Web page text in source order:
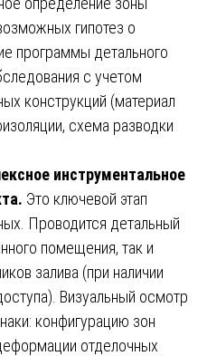
гипотез о
программы детального
с учетом
конструкций (материал
схема разводки
инструментальное
Это ключевой этап
Проводится детальный
помещения, так и
залива (при наличии
Визуальный осмотр
конфигурацию зон
отделочных